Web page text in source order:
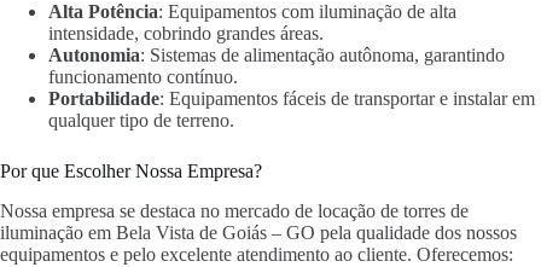
Alta Potência: Equipamentos com iluminação de alta
intensidade, cobrindo grandes áreas.
Autonomia: Sistemas de alimentação autônoma, garantindo
funcionamento contínuo.
Portabilidade: Equipamentos fáceis de transportar e instalar em
qualquer tipo de terreno.
Por que Escolher Nossa Empresa?
Nossa empresa se destaca no mercado de locação de torres de
iluminação em Bela Vista de Goiás – GO pela qualidade dos nossos
equipamentos e pelo excelente atendimento ao cliente. Oferecemos: